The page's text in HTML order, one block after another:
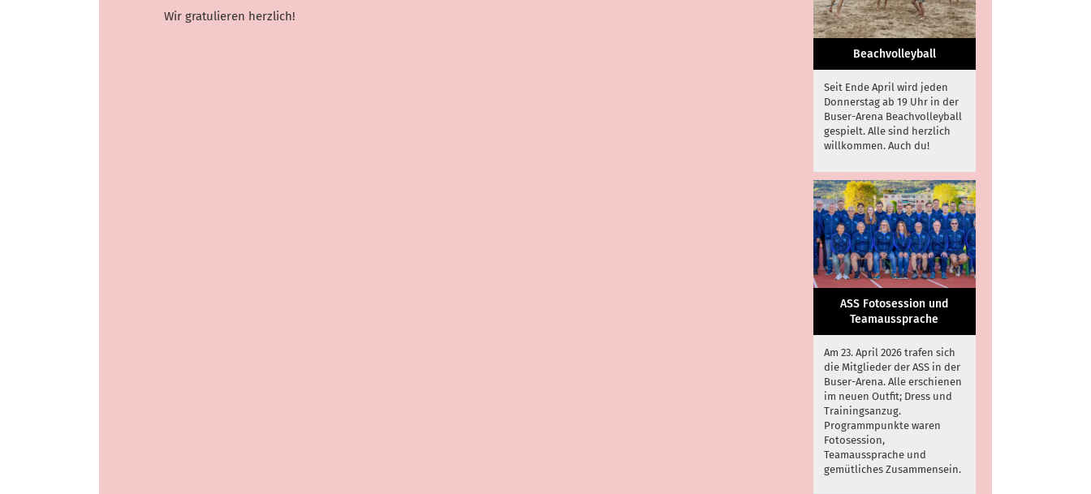
Wir gratulieren herzlich!
Beachvolleyball
Seit Ende April wird jeden
Donnerstag ab 19 Uhr in der
Buser-Arena Beachvolleyball
gespielt. Alle sind herzlich
willkommen. Auch du!
ASS Fotosession und
Teamaussprache
Am 23. April 2026 trafen sich
die Mitglieder der ASS in der
Buser-Arena. Alle erschienen
im neuen Outfit; Dress und
Trainingsanzug.
Programmpunkte waren
Fotosession,
Teamaussprache und
gemütliches Zusammensein.